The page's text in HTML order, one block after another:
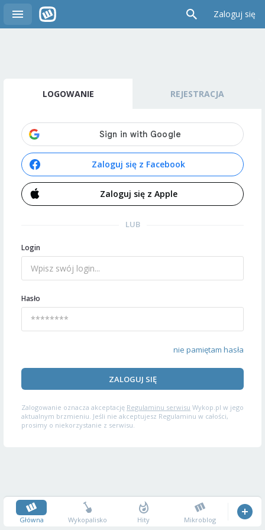
Zaloguj się
LOGOWANIE REJESTRACJA
Zaloguj się z Facebook
Zaloguj się z Apple
LUB
Login
Hasło
nie pamiętam hasła
ZALOGUJ SIĘ
Zalogowanie oznacza akceptację Regulaminu serwisu Wykop.pl w jego
aktualnym brzmieniu. Jeśli nie akceptujesz Regulaminu w całości,
prosimy o niekorzystanie z serwisu.
Główna Wykopalisko Hity Mikroblog